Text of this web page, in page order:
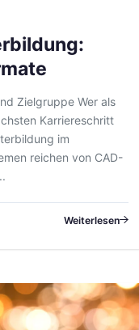
Zielgruppe Wer als
Karriereschritt
im
reichen von CAD-
Weiterlesen